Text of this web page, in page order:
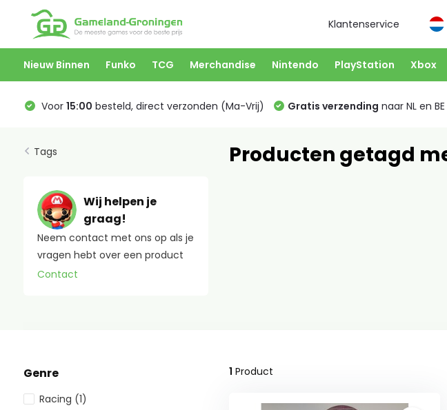
Klantenservice
Nieuw Binnen Funko TCG Merchandise Nintendo PlayStation Xbox
Voor 15:00 besteld, direct verzonden (Ma-Vrij) Gratis verzending naar NL en
Tags
Wij helpen je
graag!
Neem contact met ons op als je
vragen hebt over een product
Contact
Producten getagd
Genre
Racing (1)
1 Product